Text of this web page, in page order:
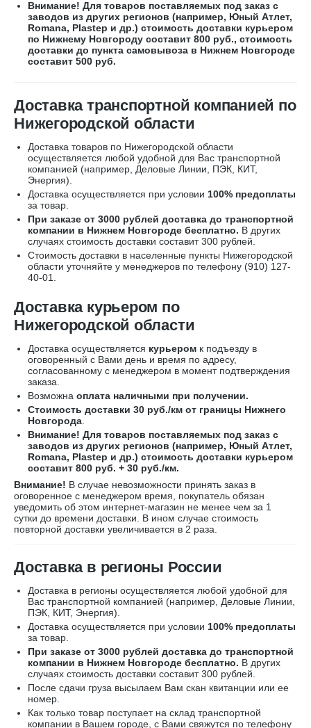
Внимание! Для товаров поставляемых под заказ с
заводов из других регионов (например, Юный Атлет,
Romana, Plastep и др.) стоимость доставки курьером
по Нижнему Новгороду составит 800 руб., стоимость
доставки до пункта самовывоза в Нижнем Новгороде
составит 500 руб.
Доставка транспортной компанией по
Нижегородской области
Доставка товаров по Нижегородской области
осуществляется любой удобной для Вас транспортной
компанией (например, Деловые Линии, ПЭК, КИТ,
Энергия).
Доставка осуществляется при условии 100% предоплаты
за товар.
При заказе от 3000 рублей доставка до транспортной
компании в Нижнем Новгороде бесплатно. В других
случаях стоимость доставки составит 300 рублей.
Стоимость доставки в населенные пункты Нижегородской
области уточняйте у менеджеров по телефону (910) 127-
40-01
Доставка курьером по
Нижегородской области
Доставка осуществляется курьером к подъезду в
оговоренный с Вами день и время по адресу,
согласованному с менеджером в момент подтверждения
заказа.
Возможна оплата наличными при получении.
Стоимость доставки 30 руб./км от границы Нижнего
Новгорода
Внимание! Для товаров поставляемых под заказ с
заводов из других регионов (например, Юный Атлет,
Romana, Plastep и др.) стоимость доставки курьером
составит 800 руб. + 30 руб./км.
Внимание! В случае невозможности принять заказ в
оговоренное с менеджером время, покупатель обязан
уведомить об этом интернет-магазин не менее чем за 1
сутки до времени доставки. В ином случае стоимость
повторной доставки увеличивается в 2 раза.
Доставка в регионы России
Доставка в регионы осуществляется любой удобной для
Вас транспортной компанией (например, Деловые Линии,
ПЭК, КИТ, Энергия).
Доставка осуществляется при условии 100% предоплаты
за товар.
При заказе от 3000 рублей доставка до транспортной
компании в Нижнем Новгороде бесплатно. В других
случаях стоимость доставки составит 300 рублей.
После сдачи груза высылаем Вам скан квитанции или ее
номер.
Как только товар поступает на склад транспортной
компании в Вашем городе, с Вами свяжутся по телефону